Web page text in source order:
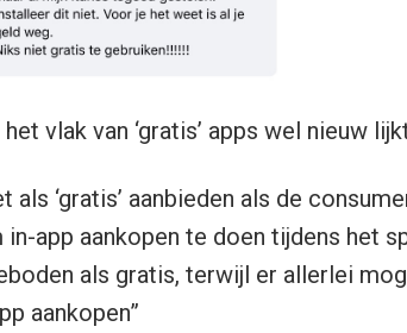
vlak van ‘gratis’ apps wel nieuw
‘gratis’ aanbieden als de
app aankopen te doen tijdens het
als gratis, terwijl er allerlei
aankopen”